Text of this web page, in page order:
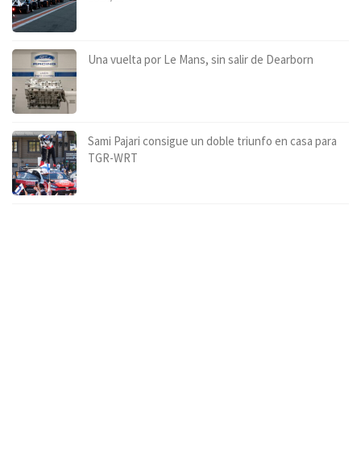
Una vuelta por Le Mans, sin salir de Dearborn
Sami Pajari consigue un doble triunfo en casa para
TGR-WRT